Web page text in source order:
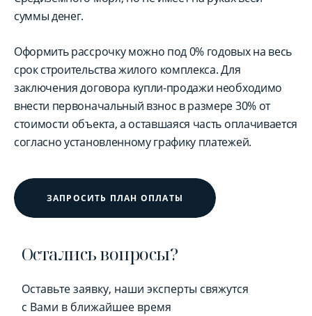
суммы денег.
Оформить рассрочку можно под 0% годовых на весь
срок строительства жилого комплекса. Для
заключения договора купли-продажи необходимо
внести первоначальный взнос в размере 30% от
стоимости объекта, а оставшаяся часть оплачивается
согласно установленному графику платежей.
ЗАПРОСИТЬ ПЛАН ОПЛАТЫ
Остались вопросы?
Оставьте заявку, наши эксперты свяжутся
с Вами в ближайшее время